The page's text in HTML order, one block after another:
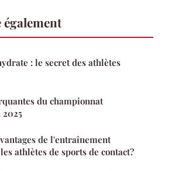
: le secret des athlètes
du championnat
de l'entraînement
athlètes de sports de contact?